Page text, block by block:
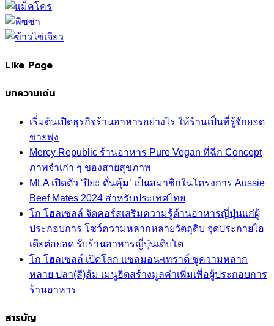
Like Page
บทความเด่น
เริ่มต้นเปิดธุรกิจร้านอาหารอย่างไร ให้ร้านเป็นที่รู้จักยอด
ขายพุ่ง
Mercy Republic ร้านอาหาร Pure Vegan ที่ฉีก Concept
ภาพจำเก่า ๆ ของสายสุขภาพ
MLA เปิดตัว ‘ปิยะ ดั่นคุ้ม’ เป็นสมาชิกในโครงการ Aussie
Beef Mates 2024 สำหรับประเทศไทย
โก โฮลเซลล์ จัดคอร์สเสริมความรู้ด้านอาหารญี่ปุ่นแก่ผู้
ประกอบการ โชว์ความหลากหลายวัตถุดิบ จุดประกายไอ
เดียต่อยอด รับร้านอาหารญี่ปุ่นเติบโต
โก โฮลเซลล์ เปิดโลก แซลมอน-เทราต์ ชูความหลาก
หลาย ปลา(สี)ส้ม เมนูฮิตสร้างมูลค่าเพิ่มเพื่อผู้ประกอบการ
ร้านอาหาร
สารบัญ